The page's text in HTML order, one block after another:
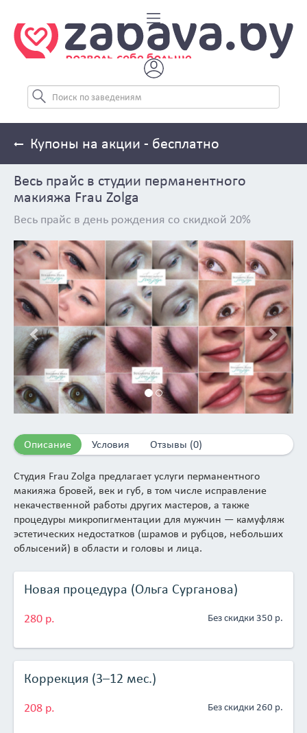
Купоны на акции - бесплатно
Весь прайс в студии перманентного
макияжа Frau Zolga
Весь прайс в день рождения со скидкой 20%
Previous Next
Описание Условия Отзывы (0)
Студия Frau Zolga предлагает услуги перманентного
макияжа бровей, век и губ, в том числе исправление
некачественной работы других мастеров, а также
процедуры микропигментации для мужчин — камуфляж
эстетических недостатков (шрамов и рубцов, небольших
облысений) в области и головы и лица.
Учебный центр Permanent Expert предлагает современные
практико-ориентированные программы обучения:
базовый курс для тех, кто только начинает карьеру
мастера по перманентному макияжу, а также авторские
программы повышения квалификации и различные
Новая процедура (Ольга Сурганова)
280 р. Без скидки 350 р.
Коррекция (3–12 мес.)
208 р. Без скидки 260 р.